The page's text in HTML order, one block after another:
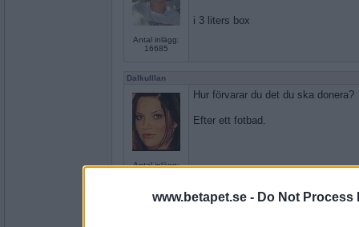
www.betapet.se - Do Not Process
Antal inlägg:
16685
i 3 liters box
Dalkulllan
Antal inlägg:
Hur förvarar du det du ska donera?
Efter ett fotbad.
remvanrijn